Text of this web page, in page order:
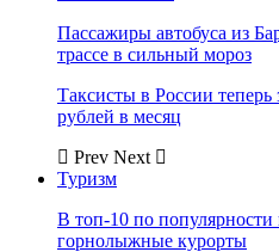
Пассажиры автобуса из
трассе в сильный мороз
Таксисты в России
рублей в месяц
Prev Next
Туризм
В топ-10 по популярности
горнолыжные курорты